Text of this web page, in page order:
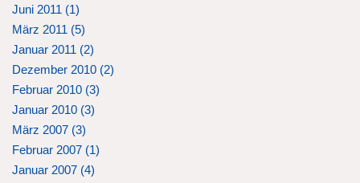
Juni 2011 (1)
März 2011 (5)
Januar 2011 (2)
Dezember 2010 (2)
Februar 2010 (3)
Januar 2010 (3)
März 2007 (3)
Februar 2007 (1)
Januar 2007 (4)